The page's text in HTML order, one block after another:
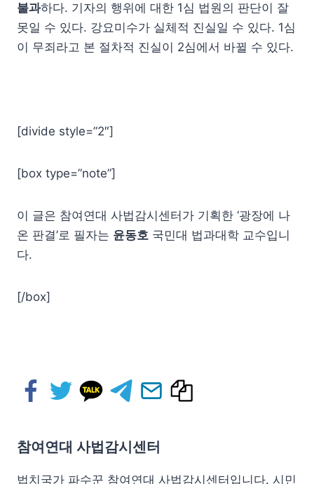
불과하다. 기자의 행위에 대한 1심 법원의 판단이 잘
못일 수 있다. 강요미수가 실체적 진실일 수 있다. 1심
이 무죄라고 본 절차적 진실이 2심에서 바뀔 수 있다.
[divide style=”2″]
[box type=”note”]
이 글은 참여연대 사법감시센터가 기획한 ‘광장에 나
온 판결’로 필자는 윤동호 국민대 법과대학 교수입니
다.
[/box]
참여연대 사법감시센터
법치국가 파수꾼 참여연대 사법감시센터입니다. 시민